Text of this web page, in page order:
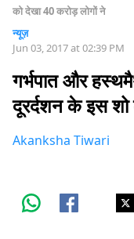
को देखा 40 करोड़ लोगों ने
न्यूज़
Jun 03, 2017 at 02:39 PM
गर्भपात और
दूरर्दशन के इस
Akanksha Tiwari